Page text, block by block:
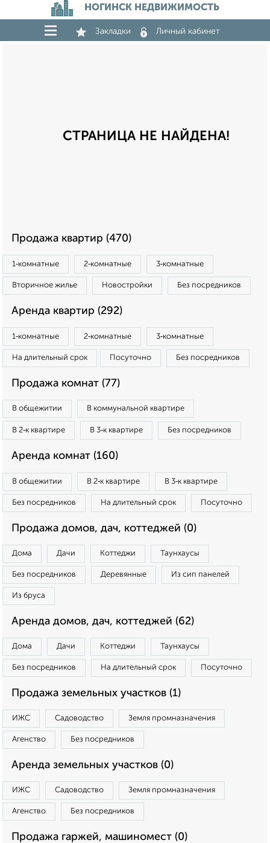
НОГИНСК НЕДВИЖИМОСТЬ
Закладки Личный кабинет
СТРАНИЦА НЕ НАЙДЕНА!
Продажа квартир (470)
1‑комнатные 2‑комнатные 3‑комнатные
Вторичное жилье Новостройки Без посредников
Аренда квартир (292)
1‑комнатные 2‑комнатные 3‑комнатные
На длительный срок Посуточно Без посредников
Продажа комнат (77)
В общежитии В коммунальной квартире
В 2‑к квартире В 3‑к квартире Без посредников
Аренда комнат (160)
В общежитии В 2‑к квартире В 3‑к квартире
Без посредников На длительный срок Посуточно
Продажа домов, дач, коттеджей (0)
Дома Дачи Коттеджи Таунхаусы
Без посредников Деревянные Из сип панелей
Из бруса
Аренда домов, дач, коттеджей (62)
Дома Дачи Коттеджи Таунхаусы
Без посредников На длительный срок Посуточно
Продажа земельных участков (1)
ИЖС Садоводство Земля промназначения
Агенство Без посредников
Аренда земельных участков (0)
ИЖС Садоводство Земля промназначения
Агенство Без посредников
Продажа гаржей, машиномест (0)